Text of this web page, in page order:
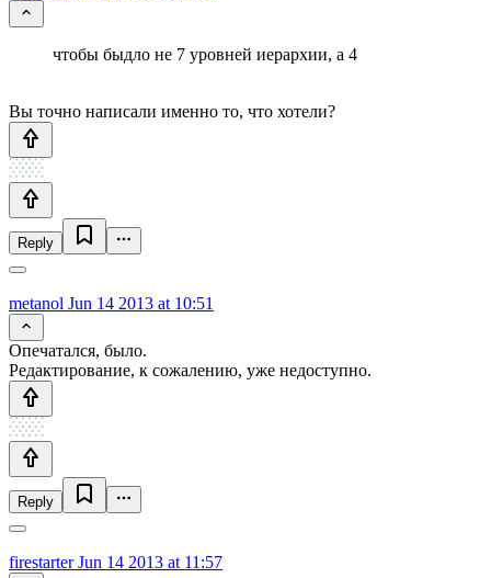
чтобы быдло не 7 уровней иерархии, а 4
Вы точно написали именно то, что хотели?
Reply
metanol Jun 14 2013 at 10:51
Опечатался, было.
Редактирование, к сожалению, уже недоступно.
Reply
firestarterJun 14 2013 at 11:57